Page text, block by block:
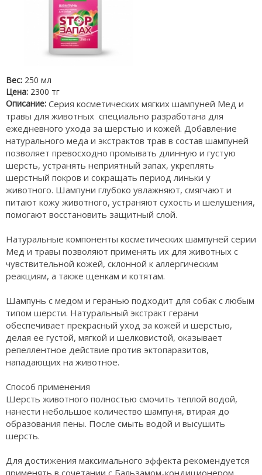
Вес: 250 мл
Цена: 2300 тг
Описание: Серия косметических мягких шампуней Мед и
травы для животных специально разработана для
ежедневного ухода за шерстью и кожей. Добавление
натурального меда и экстрактов трав в состав шампуней
позволяет превосходно промывать длинную и густую
шерсть, устранять неприятный запах, укреплять
шерстный покров и сокращать период линьки у
животного. Шампуни глубоко увлажняют, смягчают и
питают кожу животного, устраняют сухость и шелушения,
помогают восстановить защитный слой.
Натуральные компоненты косметических шампуней серии
Мед и травы позволяют применять их для животных с
чувствительной кожей, склонной к аллергическим
реакциям, а также щенкам и котятам.
Шампунь с медом и геранью подходит для собак с любым
типом шерсти. Натуральный экстракт герани
обеспечивает прекрасный уход за кожей и шерстью,
делая ее густой, мягкой и шелковистой, оказывает
репеллентное действие против эктопаразитов,
нападающих на животное.
Способ применения
Шерсть животного полностью смочить теплой водой,
нанести небольшое количество шампуня, втирая до
образования пены. После смыть водой и высушить
шерсть.
Для достижения максимального эффекта рекомендуется
применять в сочетании с Бальзамом-кондиционером